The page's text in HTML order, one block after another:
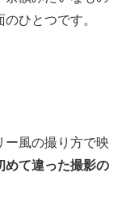
ひとつです。
風の撮り方で映
めて違った撮影の